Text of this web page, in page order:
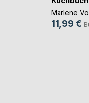
Marlene
11,99 €